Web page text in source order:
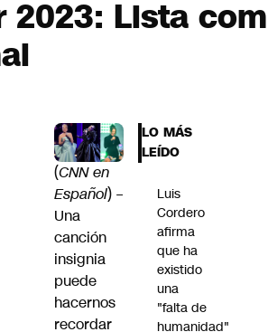
2023: Lista
(CNN en
Español) –
Una
canción
insignia
puede
hacernos
recordar
LO MÁS
LEÍDO
Luis
Cordero
afirma
que ha
existido
una
"falta de
humanidad"